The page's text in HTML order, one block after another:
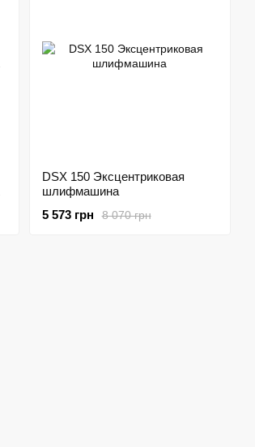
DSX 150 Эксцентриковая
шлифмашина
8 070 грн
5 573 грн